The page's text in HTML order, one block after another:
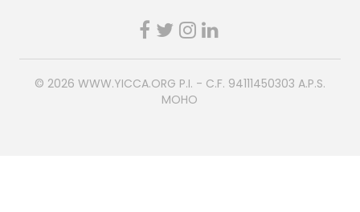
© 2026 WWW.YICCA.ORG P.I. - C.F. 94111450303 A.P.S.
MOHO